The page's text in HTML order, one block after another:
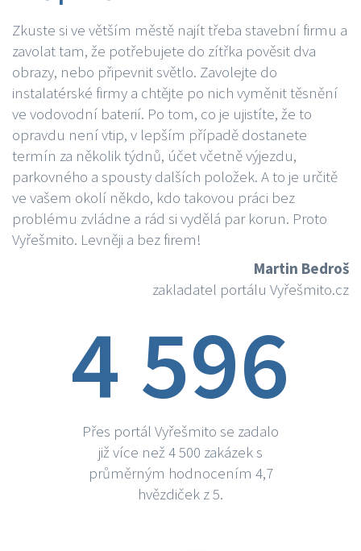
Zkuste si ve větším městě najít třeba stavební firmu a
zavolat tam, že potřebujete do zítřka pověsit dva
obrazy, nebo připevnit světlo. Zavolejte do
instalatérské firmy a chtějte po nich vyměnit těsnění
ve vodovodní baterií. Po tom, co je ujistíte, že to
opravdu není vtip, v lepším případě dostanete
termín za několik týdnů, účet včetně výjezdu,
parkovného a spousty dalších položek. A to je určitě
ve vašem okolí někdo, kdo takovou práci bez
problému zvládne a rád si vydělá par korun. Proto
Vyřešmito. Levněji a bez firem!
Martin Bedroš
zakladatel portálu Vyřešmito.cz
4 596
Přes portál Vyřešmito se zadalo
již více než 4 500 zakázek s
průměrným hodnocením 4,7
hvězdiček z 5.